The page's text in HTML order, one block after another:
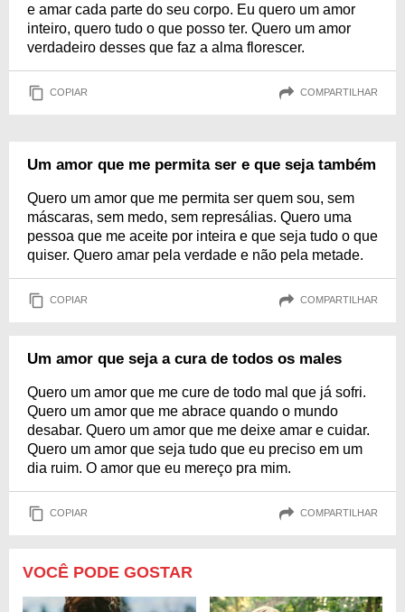
e amar cada parte do seu corpo. Eu quero um amor
inteiro, quero tudo o que posso ter. Quero um amor
verdadeiro desses que faz a alma florescer.
COPIAR COMPARTILHAR
Um amor que me permita ser e que seja também
Quero um amor que me permita ser quem sou, sem
máscaras, sem medo, sem represálias. Quero uma
pessoa que me aceite por inteira e que seja tudo o que
quiser. Quero amar pela verdade e não pela metade.
COPIAR COMPARTILHAR
Um amor que seja a cura de todos os males
Quero um amor que me cure de todo mal que já sofri.
Quero um amor que me abrace quando o mundo
desabar. Quero um amor que me deixe amar e cuidar.
Quero um amor que seja tudo que eu preciso em um
dia ruim. O amor que eu mereço pra mim.
COPIAR COMPARTILHAR
VOCÊ PODE GOSTAR